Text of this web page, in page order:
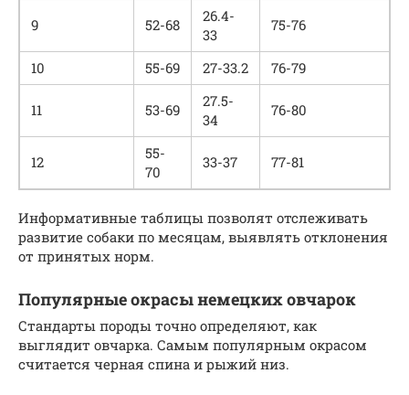
9 52-68
26.4-
33
75-76
10 55-69 27-33.2 76-79
11 53-69
27.5-
34
76-80
12
55-
70
33-37 77-81
Информативные таблицы позволят отслеживать
развитие собаки по месяцам, выявлять отклонения
от принятых норм.
Популярные окрасы немецких овчарок
Стандарты породы точно определяют, как
выглядит овчарка. Самым популярным окрасом
считается черная спина и рыжий низ.